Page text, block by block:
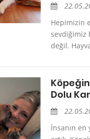
Hepimizin
sevdiğimiz
değil.
Dolu
İnsanın en